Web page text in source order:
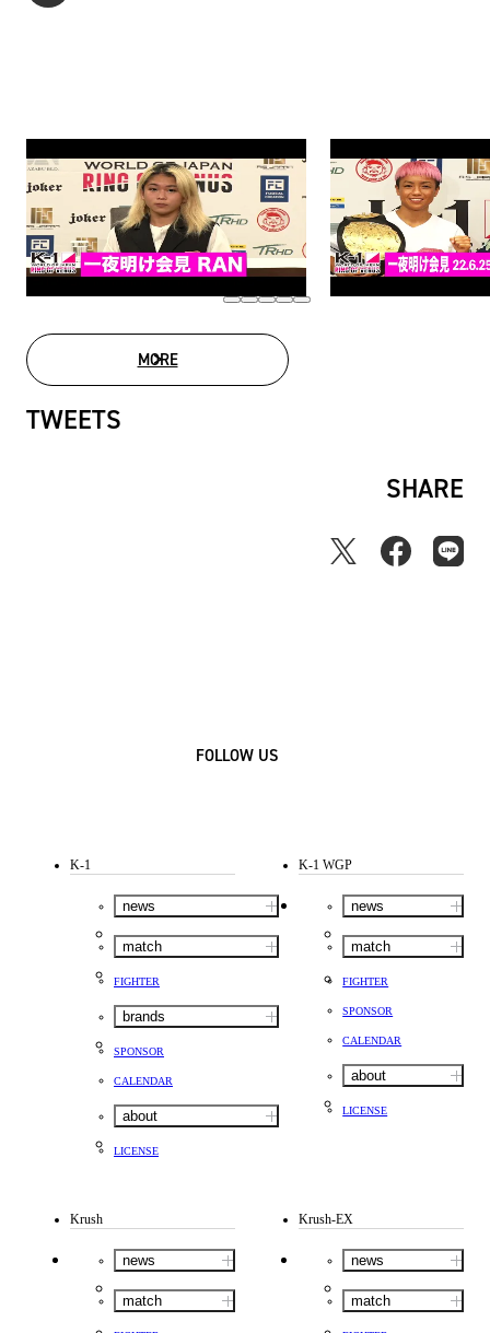
MOREMOVIE LIST
TWEETS
SHARE
FOLLOW US
K-1
news
match
FIGHTER
brands
SPONSOR
CALENDAR
about
LICENSE
K-1 WGP
news
match
FIGHTER
SPONSOR
CALENDAR
about
LICENSE
Krush
news
match
Krush-EX
news
match